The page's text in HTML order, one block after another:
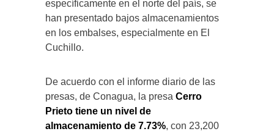
específicamente en el norte del país, se
han presentado bajos almacenamientos
en los embalses, especialmente en El
Cuchillo.
De acuerdo con el informe diario de las
presas, de Conagua, la presa Cerro
Prieto tiene un nivel de
almacenamiento de 7.73%, con 23,200